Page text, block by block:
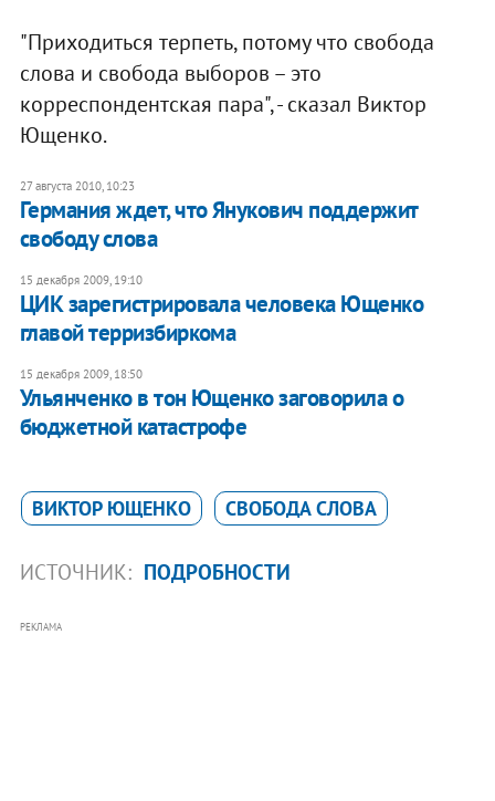
"Приходиться терпеть, потому что свобода
слова и свобода выборов – это
корреспондентская пара", - сказал Виктор
Ющенко.
27 августа 2010, 10:23
Германия ждет, что Янукович поддержит
свободу слова
15 декабря 2009, 19:10
ЦИК зарегистрировала человека Ющенко
главой терризбиркома
15 декабря 2009, 18:50
Ульянченко в тон Ющенко заговорила о
бюджетной катастрофе
ВИКТОР ЮЩЕНКО СВОБОДА СЛОВА
ИСТОЧНИК: ПОДРОБНОСТИ
РЕКЛАМА